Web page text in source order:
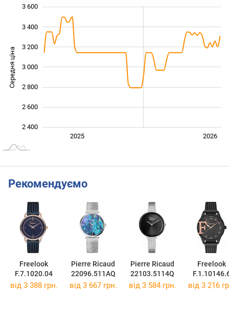
Середня ціна 2 400
2 400
2 600
2 800
3 000
3 200
3 400
3 600
2026
2025
Рекомендуємо
Freelook
F.7.1020.04
Pierre Ricaud
22096.511AQ
Pierre Ricaud
22103.5114Q
Freelook
від 3 388 грн. від 3 667 грн. від 3 584 грн. від 3 216